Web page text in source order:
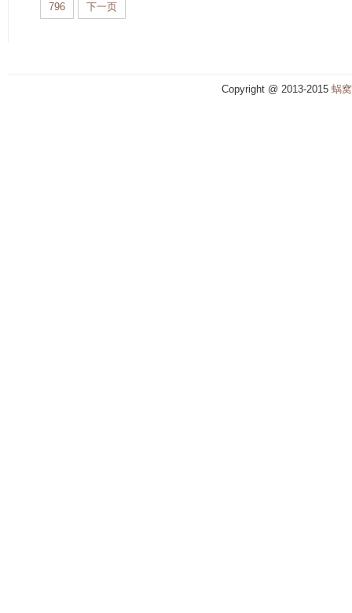
796
下一页
Copyright @ 2013-2015 蜗